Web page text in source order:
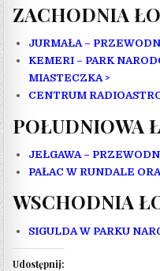
ZACHODNIA
JURMAŁA –
KEMERI – PARK
MIASTECZKA >
CENTRUM
POŁUDNIOWA
JEŁGAWA –
PAŁAC W RUNDALE
WSCHODNIA
SIGULDA W PARKU
Udostępnij: